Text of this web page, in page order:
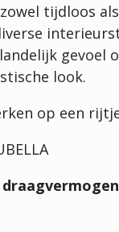
tijdloos
gevoel
look.
op een